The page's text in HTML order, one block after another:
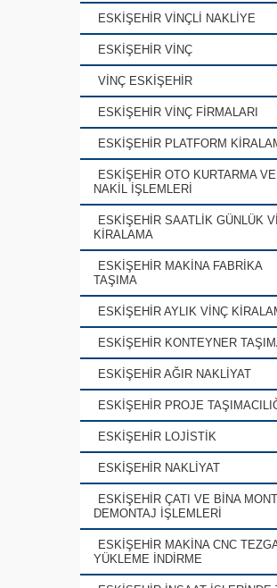
ESKİŞEHİR VİNÇLİ NAKLİYE
ESKİŞEHİR VİNÇ
VİNÇ ESKİŞEHİR
ESKİŞEHİR VİNÇ FİRMALARI
ESKİŞEHİR PLATFORM
ESKİŞEHİR OTO KURTARMA VE
NAKİL İŞLEMLERİ
ESKİŞEHİR SAATLİK GÜNLÜK
KİRALAMA
ESKİŞEHİR MAKİNA FABRİKA
TAŞIMA
ESKİŞEHİR AYLIK VİNÇ
ESKİŞEHİR KONTEYNER
ESKİŞEHİR AĞIR NAKLİYAT
ESKİŞEHİR PROJE
ESKİŞEHİR LOJİSTİK
ESKİŞEHİR NAKLİYAT
ESKİŞEHİR ÇATI VE BİNA
DEMONTAJ İŞLEMLERİ
ESKİŞEHİR MAKİNA CNC
YÜKLEME İNDİRME